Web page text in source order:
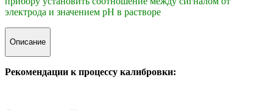
электрода и значением рН в растворе
Описание
Рекомендации к процессу калибровки: